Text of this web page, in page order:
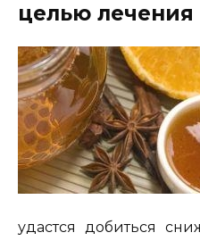
целью лечения
удастся добиться